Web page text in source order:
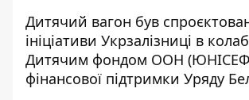
Дитячий вагон був
ініціативи Укрзалізниці в
Дитячим фондом ООН
фінансової підтримки Уряду